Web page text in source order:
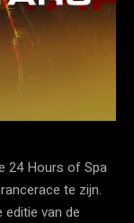
24 Hours of Spa
te zijn.
editie van de